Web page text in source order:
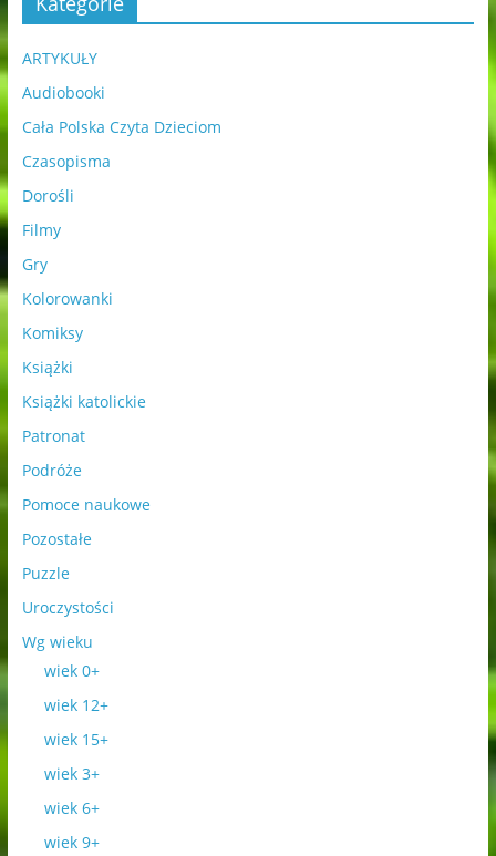
ARTYKUŁY
Audiobooki
Cała Polska Czyta Dzieciom
Czasopisma
Dorośli
Filmy
Gry
Kolorowanki
Komiksy
Książki
Książki katolickie
Patronat
Podróże
Pomoce naukowe
Pozostałe
Puzzle
Uroczystości
Wg wieku
wiek 0+
wiek 12+
wiek 15+
wiek 3+
wiek 6+
wiek 9+